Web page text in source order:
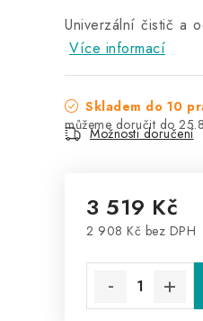
Univerzální čistič a
Více informací
Skladem do 10
Možnosti doručení
3 519 Kč
2 908 Kč bez DPH